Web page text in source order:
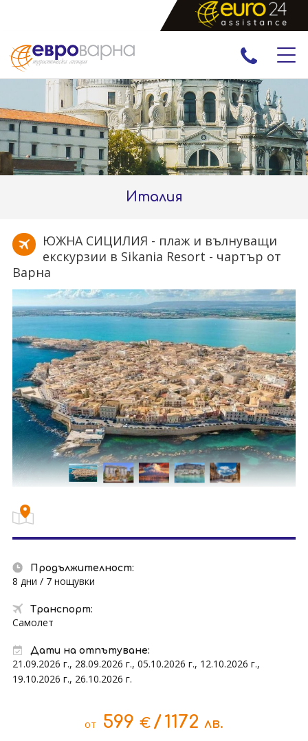
ПРАЗНИЦИ
ЕКСКУРЗИИ И ПОЧИВКИ
РАННИ ЗАПИСВАНИЯ
ЕКЗОТИКА
Италия
ЮЖНА СИЦИЛИЯ - плаж и вълнуващи
екскурзии в Sikania Resort - чартър от
Варна
Продължителност:
8 дни / 7 нощувки
Транспорт:
Самолет
Дати на отпътуване:
21.09.2026 г., 28.09.2026 г., 05.10.2026 г., 12.10.2026 г.,
19.10.2026 г., 26.10.2026 г.
от 599 € /1172 лв.